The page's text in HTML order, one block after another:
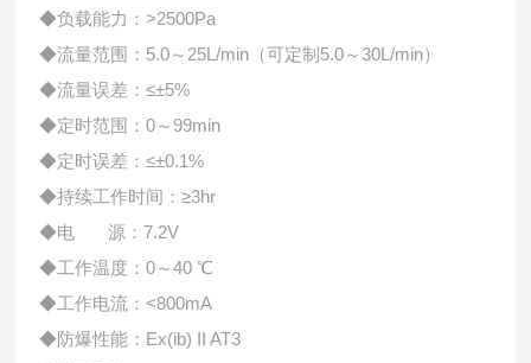
◆负载能力：>2500Pa
◆流量范围： 5.0～ 25L/min （可定制 5.0～30L/min）
◆流量误差：≤±5%
◆定时范围：0～ 99min
◆定时误差：≤±0.1%
◆持续工作时间：≥3hr
◆电 源：7.2V
◆工作温度：0～40℃
◆工作电流：<800mA
◆防爆性能： Ex(ib) II AT3